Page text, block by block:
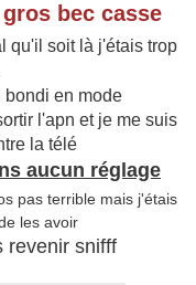
bec casse
qu'il soit là j'étais trop
bondi en mode
l'apn et je me suis
la télé
aucun réglage
pas terrible mais j'étais
les avoir
revenir snifff